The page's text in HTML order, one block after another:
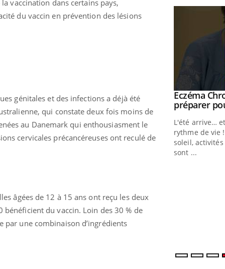
vaccination dans certains pays,
du vaccin en prévention des lésions
génitales et des infections a déjà été
qui constate deux fois moins de
au Danemark qui enthousiasment le
cervicales précancéreuses ont reculé de
âgées de 12 à 15 ans ont reçu les deux
bénéficient du vaccin. Loin des 30 % de
par une combinaison d’ingrédients
on
2
Youtube
Eczéma
préparer
L'été arrive…
rythme de vie
soleil,
sont ...